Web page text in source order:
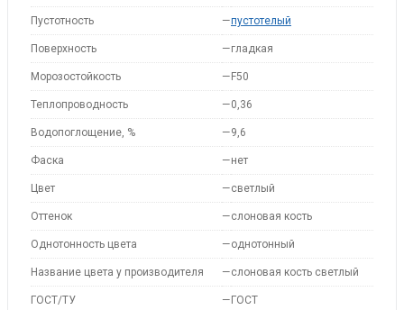
Пустотность —пустотелый
Поверхность —гладкая
Морозостойкость — F50
Теплопроводность —0,36
Водопоглощение, % —9,6
Фаска —нет
Цвет —светлый
Оттенок —слоновая кость
Однотонность цвета —однотонный
Название цвета у производителя —слоновая кость светлый
ГОСТ/ТУ — ГОСТ